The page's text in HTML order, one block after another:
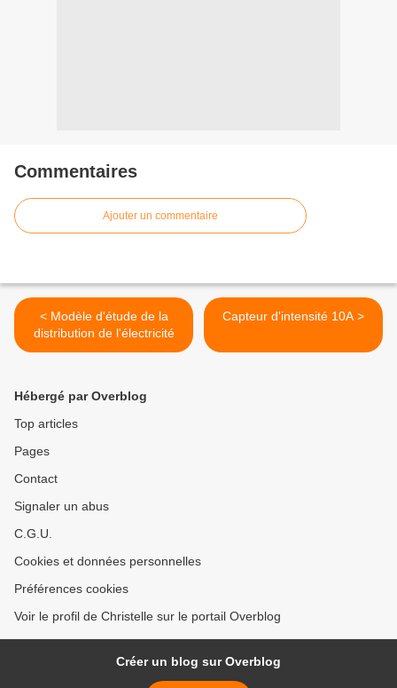
Commentaires
Ajouter un commentaire
< Modèle d'étude de la
distribution de l'électricité
Capteur d'intensité 10A >
Hébergé par Overblog
Top articles
Pages
Contact
Signaler un abus
C.G.U.
Cookies et données personnelles
Préférences cookies
Voir le profil de Christelle sur le portail Overblog
Créer un blog sur Overblog